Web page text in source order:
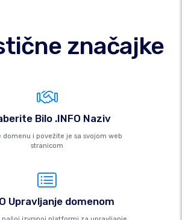
značajke
Bilo .INFO Naziv
domenu i povežite je sa svojom web
stranicom
Upravljanje domenom